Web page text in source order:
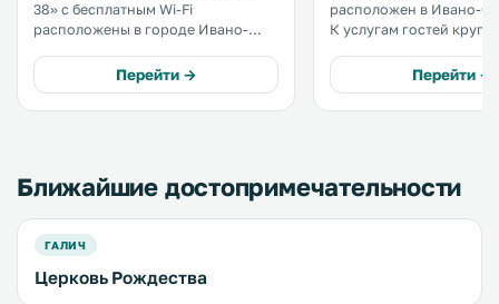
38» с бесплатным Wi-Fi
расположены в городе Ивано-
обустроена частная парковка. В
числе удобств всех апартаментов
телевизор и DVD-плеер. .
Перейти →
расположен в Ивано-
К услугам гостей
Ивано-Франковска
всего в 1,3 км. .
Перейти →
Ближайшие достопримечательности
ГАЛИЧ
Церковь Рождества